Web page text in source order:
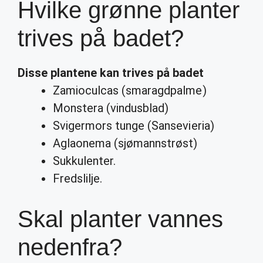
Hvilke grønne planter
trives på badet?
Disse plantene kan trives på badet
Zamioculcas (smaragdpalme)
Monstera (vindusblad)
Svigermors tunge (Sansevieria)
Aglaonema (sjømannstrøst)
Sukkulenter.
Fredslilje.
Skal planter vannes
nedenfra?